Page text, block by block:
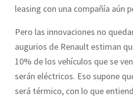
leasing con una compañía aún
Pero las innovaciones no
augurios de Renault estiman
10% de los vehículos que se
serán eléctricos. Eso supone
será térmico, con lo que